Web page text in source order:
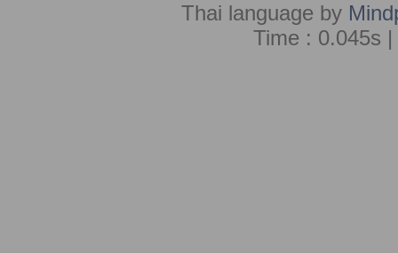
Thai language by
Time : 0.045s